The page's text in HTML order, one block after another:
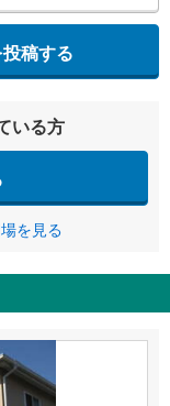
稿する
いる方
を見る